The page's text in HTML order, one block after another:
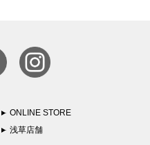
ONLINE STORE
浅草店舗